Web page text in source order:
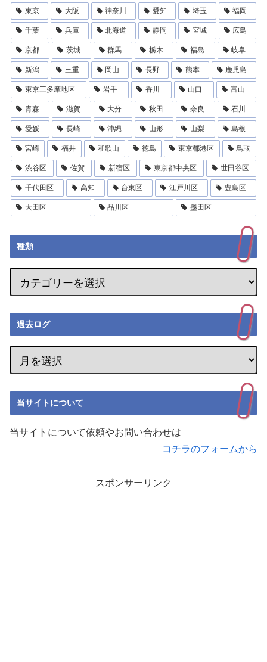
東京 大阪 神奈川 愛知 埼玉 福岡
千葉 兵庫 北海道 静岡 宮城 広島
京都 茨城 群馬 栃木 福島 岐阜
新潟 三重 岡山 長野 熊本 鹿児島
東京三多摩地区 岩手 香川 山口 富山
青森 滋賀 大分 秋田 奈良 石川
愛媛 長崎 沖縄 山形 山梨 島根
宮崎 福井 和歌山 徳島 東京都港区 鳥取
渋谷区 佐賀 新宿区 東京都中央区 世田谷区
千代田区 高知 台東区 江戸川区 豊島区
大田区 品川区 墨田区
種類
過去ログ
当サイトについて
当サイトについて依頼やお問い合わせは
コチラのフォームから
スポンサーリンク